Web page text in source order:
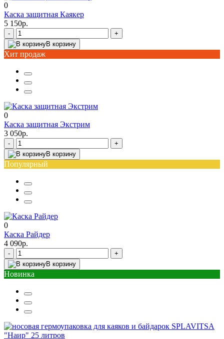
0
Каска защитная Каякер
5 150р.
-
+
В корзину
Хит продаж
0
Каска защитная Экстрим
3 050р.
-
+
В корзину
Популярный
0
Каска Райдер
4 090р.
-
+
В корзину
Новинка